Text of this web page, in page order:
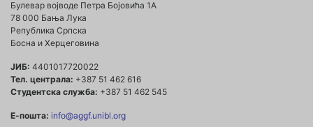
Булевар војводе Петра Бојовића 1A
78 000 Бања Лука
Република Српска
Босна и Херцеговина
ЈИБ: 4401017720022
Тел. централа: +387 51 462 616
Студентска служба: +387 51 462 545
Е-пошта: info@aggf.unibl.org